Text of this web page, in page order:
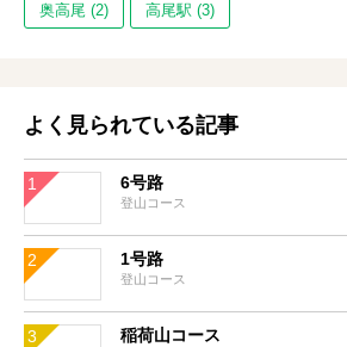
奥高尾 (2) 高尾駅 (3)
よく見られている記事
6号路
登山コース
1号路
登山コース
稲荷山コース